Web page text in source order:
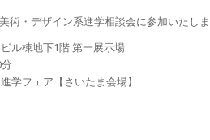
・デザイン系進学相談会に参加いたしま
ル棟地下1階 第一展示場
学フェア【さいたま会場】